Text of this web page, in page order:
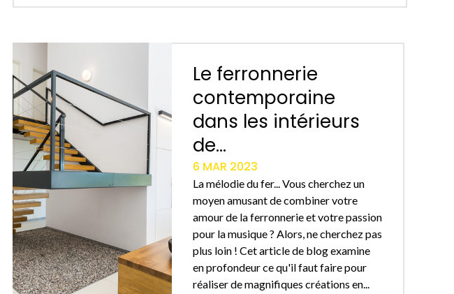
Le ferronnerie
contemporaine
dans les intérieurs
de...
6 MAR 2023
La mélodie du fer... Vous cherchez un
moyen amusant de combiner votre
amour de la ferronnerie et votre passion
pour la musique ? Alors, ne cherchez pas
plus loin ! Cet article de blog examine
en profondeur ce qu'il faut faire pour
réaliser de magnifiques créations en...